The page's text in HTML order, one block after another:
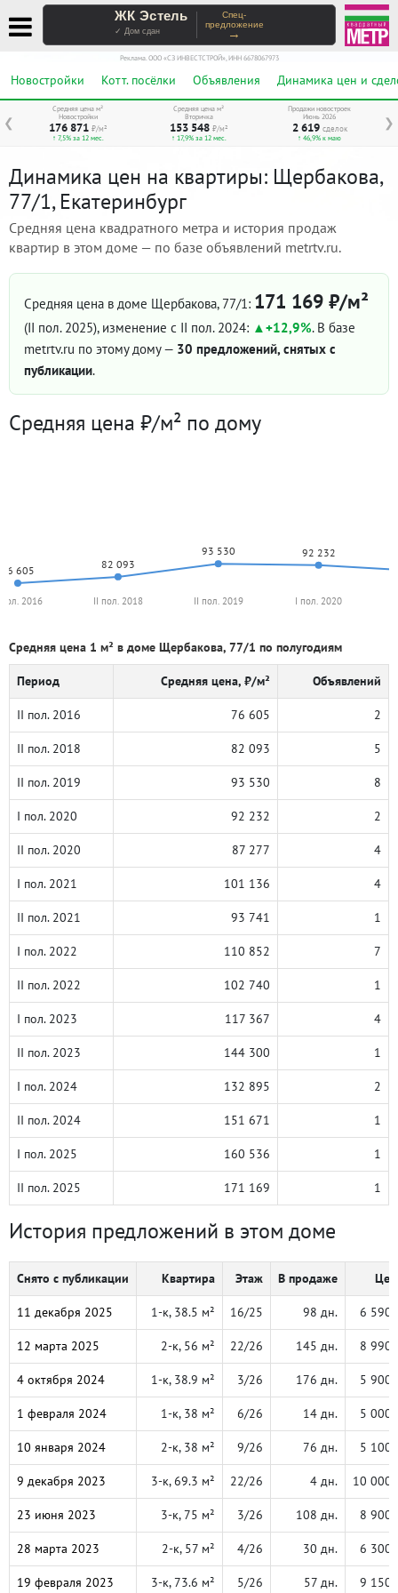
ЖК Эстель
✓ Дом сдан
Спец-
предложение
→
Реклама. ООО «СЗ ИНВЕСТСТРОЙ», ИНН 6678067973
Новостройки Котт. посёлки Объявления Динамика цен и
❮ ❯
Средняя цена м²
Новостройки
176 871 ₽/м²
↑ 7,5% за 12 мес.
Средняя цена м²
Вторичка
153 548 ₽/м²
↑ 17,9% за 12 мес.
Продажи новостроек
Июнь 2026
2 619 сделок
↑ 46,9% к маю
Динамика цен на квартиры: Щербакова,
77/1, Екатеринбург
Средняя цена квадратного метра и история продаж
квартир в этом доме — по базе объявлений metrtv.ru.
Средняя цена в доме Щербакова, 77/1: 171 169 ₽/м²
(II пол. 2025), изменение с II пол. 2024: +12,9%. В базе
metrtv.ru по этому дому — 30 предложений, снятых с
публикации.
Средняя цена ₽/м² по дому
76 605 82 093
93 530 92 232
2016 II пол. 2018 II пол. 2019 I пол. 2020
Средняя цена 1 м² в доме Щербакова, 77/1 по полугодиям
Период Средняя цена, ₽/м² Объявлений
II пол. 2016 76 605 2
II пол. 2018 82 093 5
II пол. 2019 93 530 8
I пол. 2020 92 232 2
II пол. 2020 87 277 4
I пол. 2021 101 136 4
II пол. 2021 93 741 1
I пол. 2022 110 852 7
II пол. 2022 102 740 1
I пол. 2023 117 367 4
II пол. 2023 144 300 1
I пол. 2024 132 895 2
II пол. 2024 151 671 1
I пол. 2025 160 536 1
II пол. 2025 171 169 1
История предложений в этом доме
Снято с публикации Квартира Этаж В продаже
11 декабря 2025 1-к, 38.5 м² 16/25 98 дн. 6 590
12 марта 2025 2-к, 56 м² 22/26 145 дн. 8 990
4 октября 2024 1-к, 38.9 м² 3/26 176 дн. 5 900
1 февраля 2024 1-к, 38 м² 6/26 14 дн. 5 000
10 января 2024 2-к, 38 м² 9/26 76 дн. 5 100
9 декабря 2023 3-к, 69.3 м² 22/26 4 дн. 10 000
23 июня 2023 3-к, 75 м² 3/26 108 дн. 8 900
28 марта 2023 2-к, 57 м² 4/26 30 дн. 6 300
19 февраля 2023 3-к, 73.6 м² 5/26 57 дн. 9 150